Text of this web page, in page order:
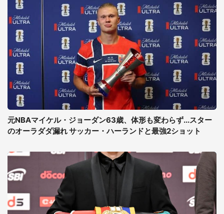
元NBAマイケル・ジョーダン63歳、体形も変わらず...スター
のオーラダダ漏れ サッカー・ハーランドと最強2ショット